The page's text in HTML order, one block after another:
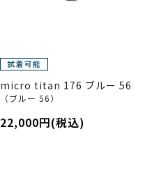
micro titan 176 ブルー 56
（ブルー 56）
22,000円(税込)